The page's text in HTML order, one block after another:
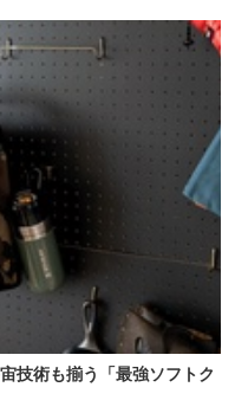
技術も揃う「最強ソフトク